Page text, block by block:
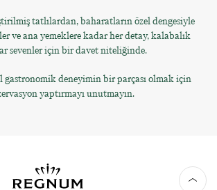
tatlılardan, baharatların özel dengesiyle
ve ana yemeklere kadar her detay, kalabalık
sevenler için bir davet niteliğinde.
gastronomik deneyimin bir parçası olmak için
yaptırmayı unutmayın.